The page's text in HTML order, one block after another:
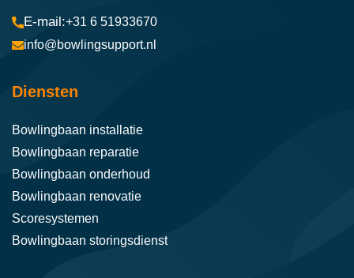
+31 6 51933670
info@bowlingsupport.nl
Diensten
Bowlingbaan installatie
Bowlingbaan reparatie
Bowlingbaan onderhoud
Bowlingbaan renovatie
Scoresystemen
Bowlingbaan storingsdienst